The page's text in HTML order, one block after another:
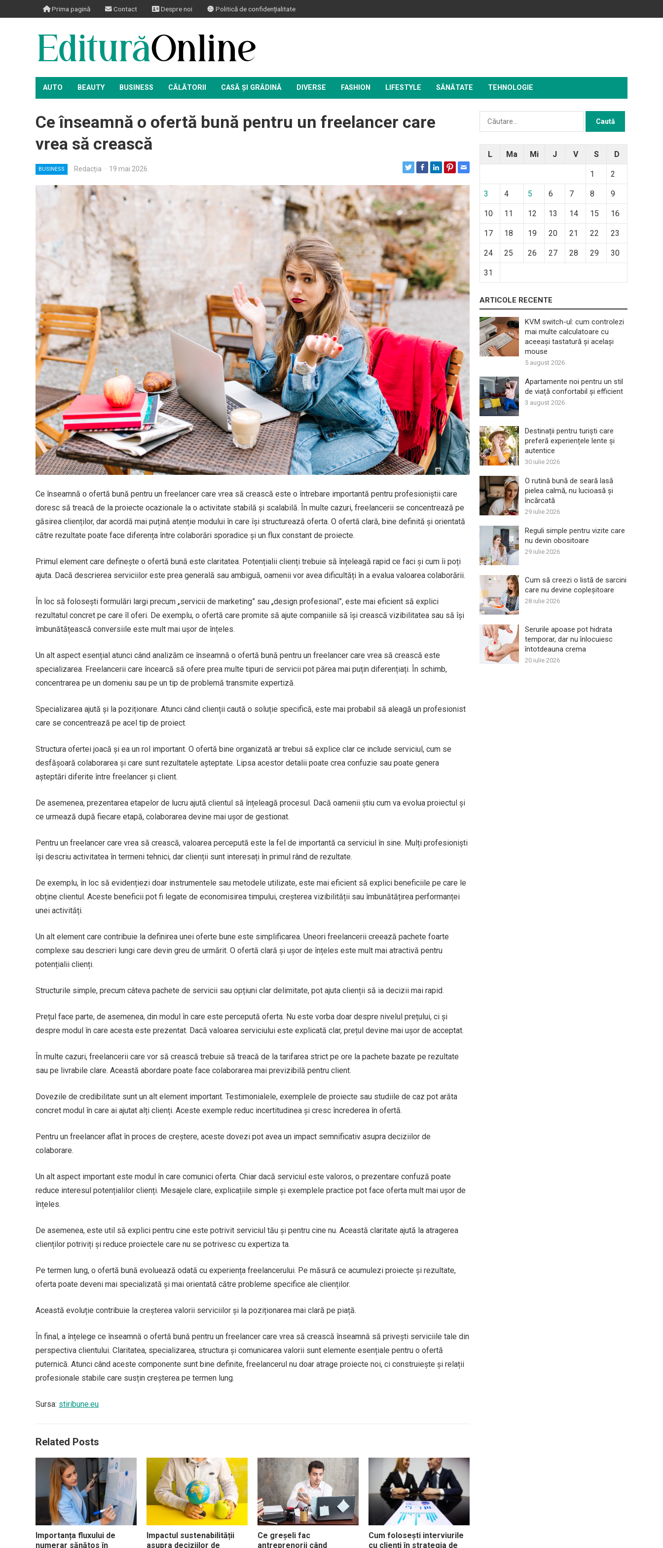
Prima pagină Contact Despre noi Politică de confidențialitate
AUTO BEAUTY BUSINESS CĂLĂTORII CASĂ ȘI GRĂDINĂ DIVERSE FASHION LIFESTYLE SĂNĂTATE TEHNOLOGIE
Ce înseamnă o ofertă bună pentru un freelancer care
vrea să crească
BUSINESS Redacția · 19 mai 2026
Ce înseamnă o ofertă bună pentru un freelancer care vrea să crească este o întrebare importantă pentru profesioniștii care
doresc să treacă de la proiecte ocazionale la o activitate stabilă și scalabilă. În multe cazuri, freelancerii se concentrează pe
găsirea clienților, dar acordă mai puțină atenție modului în care își structurează oferta. O ofertă clară, bine definită și orientată
către rezultate poate face diferența între colaborări sporadice și un flux constant de proiecte.
Primul element care definește o ofertă bună este claritatea. Potențialii clienți trebuie să înțeleagă rapid ce faci și cum îi poți
ajuta. Dacă descrierea serviciilor este prea generală sau ambiguă, oamenii vor avea dificultăți în a evalua valoarea colaborării.
În loc să folosești formulări largi precum „servicii de marketing” sau „design profesional”, este mai eficient să explici
rezultatul concret pe care îl oferi. De exemplu, o ofertă care promite să ajute companiile să își crească vizibilitatea sau să își
îmbunătățească conversiile este mult mai ușor de înțeles.
Un alt aspect esențial atunci când analizăm ce înseamnă o ofertă bună pentru un freelancer care vrea să crească este
specializarea. Freelancerii care încearcă să ofere prea multe tipuri de servicii pot părea mai puțin diferențiați. În schimb,
concentrarea pe un domeniu sau pe un tip de problemă transmite expertiză.
Specializarea ajută și la poziționare. Atunci când clienții caută o soluție specifică, este mai probabil să aleagă un profesionist
care se concentrează pe acel tip de proiect.
Structura ofertei joacă și ea un rol important. O ofertă bine organizată ar trebui să explice clar ce include serviciul, cum se
desfășoară colaborarea și care sunt rezultatele așteptate. Lipsa acestor detalii poate crea confuzie sau poate genera
așteptări diferite între freelancer și client.
De asemenea, prezentarea etapelor de lucru ajută clientul să înțeleagă procesul. Dacă oamenii știu cum va evolua proiectul și
ce urmează după fiecare etapă, colaborarea devine mai ușor de gestionat.
Pentru un freelancer care vrea să crească, valoarea percepută este la fel de importantă ca serviciul în sine. Mulți profesioniști
își descriu activitatea în termeni tehnici, dar clienții sunt interesați în primul rând de rezultate.
De exemplu, în loc să evidențiezi doar instrumentele sau metodele utilizate, este mai eficient să explici beneficiile pe care le
obține clientul. Aceste beneficii pot fi legate de economisirea timpului, creșterea vizibilității sau îmbunătățirea performanței
unei activități.
Un alt element care contribuie la definirea unei oferte bune este simplificarea. Uneori freelancerii creează pachete foarte
complexe sau descrieri lungi care devin greu de urmărit. O ofertă clară și ușor de înțeles este mult mai atractivă pentru
potențialii clienți.
Structurile simple, precum câteva pachete de servicii sau opțiuni clar delimitate, pot ajuta clienții să ia decizii mai rapid.
Prețul face parte, de asemenea, din modul în care este percepută oferta. Nu este vorba doar despre nivelul prețului, ci și
despre modul în care acesta este prezentat. Dacă valoarea serviciului este explicată clar, prețul devine mai ușor de acceptat.
În multe cazuri, freelancerii care vor să crească trebuie să treacă de la tarifarea strict pe ore la pachete bazate pe rezultate
sau pe livrabile clare. Această abordare poate face colaborarea mai previzibilă pentru client.
Dovezile de credibilitate sunt un alt element important. Testimonialele, exemplele de proiecte sau studiile de caz pot arăta
concret modul în care ai ajutat alți clienți. Aceste exemple reduc incertitudinea și cresc încrederea în ofertă.
Pentru un freelancer aflat în proces de creștere, aceste dovezi pot avea un impact semnificativ asupra deciziilor de
colaborare.
Un alt aspect important este modul în care comunici oferta. Chiar dacă serviciul este valoros, o prezentare confuză poate
reduce interesul potențialilor clienți. Mesajele clare, explicațiile simple și exemplele practice pot face oferta mult mai ușor de
înțeles.
De asemenea, este util să explici pentru cine este potrivit serviciul tău și pentru cine nu. Această claritate ajută la atragerea
clienților potriviți și reduce proiectele care nu se potrivesc cu expertiza ta.
Pe termen lung, o ofertă bună evoluează odată cu experiența freelancerului. Pe măsură ce acumulezi proiecte și rezultate,
oferta poate deveni mai specializată și mai orientată către probleme specifice ale clienților.
Această evoluție contribuie la creșterea valorii serviciilor și la poziționarea mai clară pe piață.
În final, a înțelege ce înseamnă o ofertă bună pentru un freelancer care vrea să crească înseamnă să privești serviciile tale din
perspectiva clientului. Claritatea, specializarea, structura și comunicarea valorii sunt elemente esențiale pentru o ofertă
puternică. Atunci când aceste componente sunt bine definite, freelancerul nu doar atrage proiecte noi, ci construiește și relații
profesionale stabile care susțin creșterea pe termen lung.
Sursa: stiribune.eu
Related Posts
Importanța fluxului de
numerar sănătos în
Impactul sustenabilității
asupra deciziilor de
Ce greșeli fac
antreprenorii când
Cum folosești interviurile
cu clienți în strategia de
Caută
L Ma Mi J V S D
1 2
3 4 5 6 7 8 9
10 11 12 13 14 15 16
17 18 19 20 21 22 23
24 25 26 27 28 29 30
31
ARTICOLE RECENTE
KVM switch-ul: cum controlezi
mai multe calculatoare cu
aceeași tastatură și același
mouse
5 august 2026
Apartamente noi pentru un stil
de viață confortabil și efficient
3 august 2026
Destinații pentru turiști care
preferă experiențele lente și
autentice
30 iulie 2026
O rutină bună de seară lasă
pielea calmă, nu lucioasă și
încărcată
29 iulie 2026
Reguli simple pentru vizite care
nu devin obositoare
29 iulie 2026
Cum să creezi o listă de sarcini
care nu devine copleșitoare
28 iulie 2026
Serurile apoase pot hidrata
temporar, dar nu înlocuiesc
întotdeauna crema
20 iulie 2026